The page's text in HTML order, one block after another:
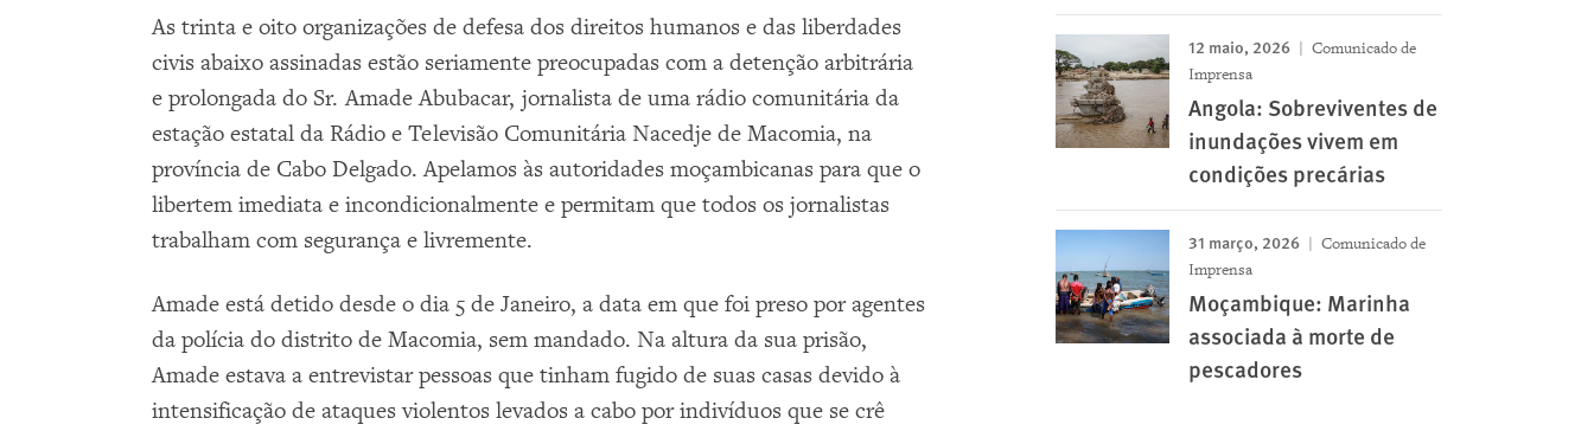
As trinta e oito organizações de defesa dos direitos humanos e das liberdades
civis abaixo assinadas estão seriamente preocupadas com a detenção arbitrária
e prolongada do Sr. Amade Abubacar, jornalista de uma rádio comunitária da
estação estatal da Rádio e Televisão Comunitária Nacedje de Macomia, na
província de Cabo Delgado. Apelamos às autoridades moçambicanas para que o
libertem imediata e incondicionalmente e permitam que todos os jornalistas
trabalham com segurança e livremente.
Amade está detido desde o dia 5 de Janeiro, a data em que foi preso por agentes
da polícia do distrito de Macomia, sem mandado. Na altura da sua prisão,
Amade estava a entrevistar pessoas que tinham fugido de suas casas devido à
intensificação de ataques violentos levados a cabo por indivíduos que se crê
12 maio, 2026
Comunicado de
Imprensa
Angola: Sobreviventes de
inundações vivem em
condições precárias
31 março, 2026
Comunicado de
Imprensa
Moçambique: Marinha
associada à morte de
pescadores